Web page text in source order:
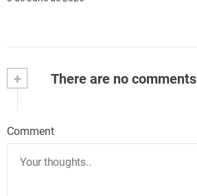
+ There are no comments
Comment